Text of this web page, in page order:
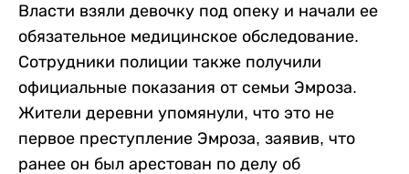
Власти взяли девочку под опеку и начали ее
обязательное медицинское обследование.
Сотрудники полиции также получили
официальные показания от семьи Эмроза.
Жители деревни упомянули, что это не
первое преступление Эмроза, заявив, что
ранее он был арестован по делу об